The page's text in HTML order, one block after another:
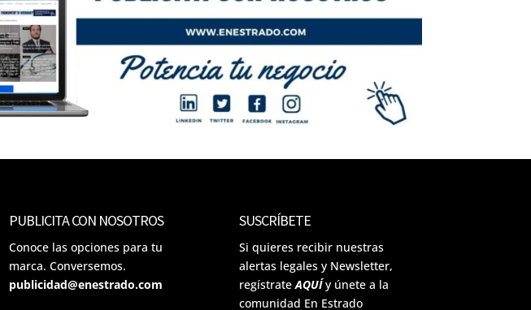
PUBLICITA CON NOSOTROS
Conoce las opciones para tu
marca. Conversemos.
publicidad@enestrado.com
SUSCRÍBETE
Si quieres recibir nuestras
alertas legales y Newsletter,
regístrateAQUÍ y únete a la
comunidad En Estrado